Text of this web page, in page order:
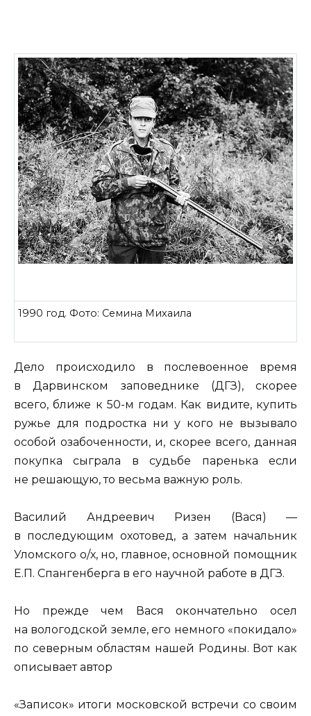
1990 год. Фото: Семина Михаила
Дело происходило в послевоенное время
в Дарвинском заповеднике (ДГЗ), скорее
всего, ближе к 50-м годам. Как видите, купить
ружье для подростка ни у кого не вызывало
особой озабоченности, и, скорее всего, данная
покупка сыграла в судьбе паренька если
не решающую, то весьма важную роль.
Василий Андреевич Ризен (Вася) —
в последующим охотовед, а затем начальник
Уломского о/х, но, главное, основной помощник
Е.П. Спангенберга в его научной работе в ДГЗ.
Но прежде чем Вася окончательно осел
на вологодской земле, его немного «покидало»
по северным областям нашей Родины. Вот как
описывает автор
«Записок» итоги московской встречи со своим